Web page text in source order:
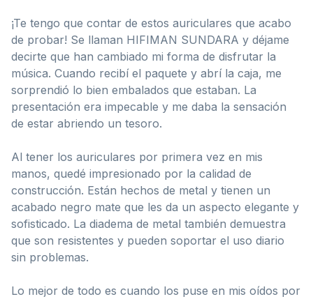
¡Te tengo que contar de estos auriculares que acabo
de probar! Se llaman HIFIMAN SUNDARA y déjame
decirte que han cambiado mi forma de disfrutar la
música. Cuando recibí el paquete y abrí la caja, me
sorprendió lo bien embalados que estaban. La
presentación era impecable y me daba la sensación
de estar abriendo un tesoro.
Al tener los auriculares por primera vez en mis
manos, quedé impresionado por la calidad de
construcción. Están hechos de metal y tienen un
acabado negro mate que les da un aspecto elegante y
sofisticado. La diadema de metal también demuestra
que son resistentes y pueden soportar el uso diario
sin problemas.
Lo mejor de todo es cuando los puse en mis oídos por